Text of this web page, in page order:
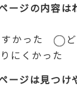
ージの内容は
かった
にくかった
ージは見つけ